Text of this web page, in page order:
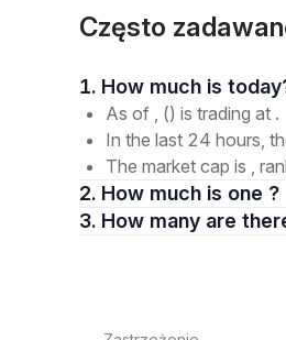
Często
1. How much is
As of , () is trading at .
In the last 24 hours,
The market cap is ,
2. How much is one ?
3. How many are